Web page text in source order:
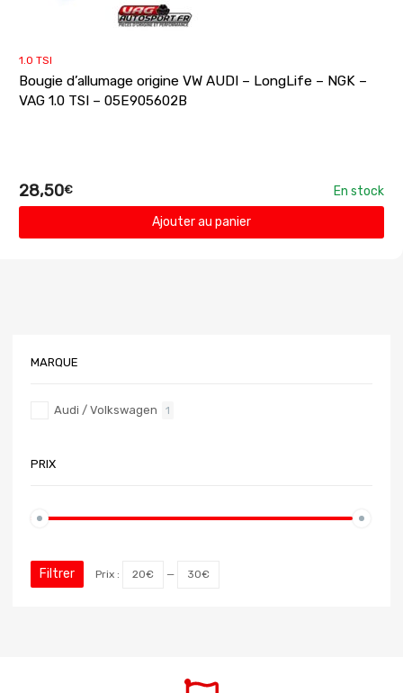
1.0 TSI
Bougie d’allumage origine VW AUDI – LongLife – NGK –
VAG 1.0 TSI – 05E905602B
28,50€
En stock
Ajouter au panier
MARQUE
Audi / Volkswagen 1
PRIX
Filtrer Prix : 20€ — 30€